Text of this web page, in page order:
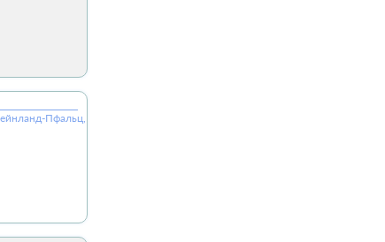
Пфальц, 54673, ФРГ